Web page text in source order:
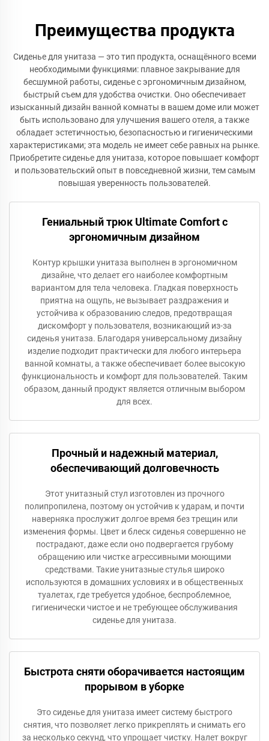
Преимущества продукта
Сиденье для унитаза — это тип продукта, оснащённого всеми
необходимыми функциями: плавное закрывание для
бесшумной работы, сиденье с эргономичным дизайном,
быстрый съем для удобства очистки. Оно обеспечивает
изысканный дизайн ванной комнаты в вашем доме или может
быть использовано для улучшения вашего отеля, а также
обладает эстетичностью, безопасностью и гигиеническими
характеристиками; эта модель не имеет себе равных на рынке.
Приобретите сиденье для унитаза, которое повышает комфорт
и пользовательский опыт в повседневной жизни, тем самым
повышая уверенность пользователей.
Гениальный трюк Ultimate Comfort с
эргономичным дизайном
Контур крышки унитаза выполнен в эргономичном
дизайне, что делает его наиболее комфортным
вариантом для тела человека. Гладкая поверхность
приятна на ощупь, не вызывает раздражения и
устойчива к образованию следов, предотвращая
дискомфорт у пользователя, возникающий из-за
сиденья унитаза. Благодаря универсальному дизайну
изделие подходит практически для любого интерьера
ванной комнаты, а также обеспечивает более высокую
функциональность и комфорт для пользователей. Таким
образом, данный продукт является отличным выбором
для всех.
Прочный и надежный материал,
обеспечивающий долговечность
Этот унитазный стул изготовлен из прочного
полипропилена, поэтому он устойчив к ударам, и почти
наверняка прослужит долгое время без трещин или
изменения формы. Цвет и блеск сиденья совершенно не
пострадают, даже если оно подвергается грубому
обращению или чистке агрессивными моющими
средствами. Такие унитазные стулья широко
используются в домашних условиях и в общественных
туалетах, где требуется удобное, беспроблемное,
гигиенически чистое и не требующее обслуживания
сиденье для унитаза.
Быстрота сняти оборачивается настоящим
прорывом в уборке
Это сиденье для унитаза имеет систему быстрого
снятия, что позволяет легко прикреплять и снимать его
за несколько секунд, что упрощает чистку. Налет вокруг